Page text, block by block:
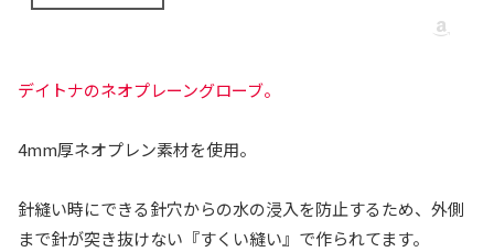
デイトナのネオプレーングローブ。
4mm厚ネオプレン素材を使用。
針縫い時にできる針穴からの水の浸入を防止するため、外側
まで針が突き抜けない『すくい縫い』で作られてます。